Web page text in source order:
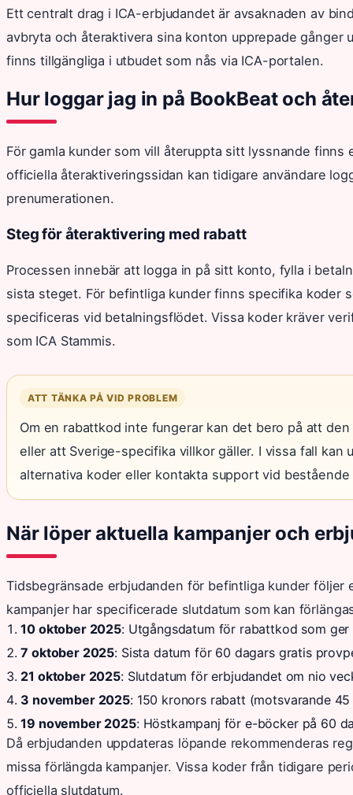
Ett centralt drag i ICA-erbjudandet är avsaknaden av
avbryta och återaktivera sina konton upprepade gånger
finns tillgängliga i utbudet som nås via ICA-portalen.
Hur loggar jag in på BookBeat och
För gamla kunder som vill återuppta sitt lyssnande
officiella återaktiveringssidan kan tidigare användare
prenumerationen.
Steg för återaktivering med rabatt
Processen innebär att logga in på sitt konto, fylla i
sista steget. För befintliga kunder finns specifika koder
specificeras vid betalningsflödet. Vissa koder kräver
som ICA Stammis.
ATT TÄNKA PÅ VID PROBLEM
Om en rabattkod inte fungerar kan det bero på att
eller att Sverige-specifika villkor gäller. I vissa fall
alternativa koder eller kontakta support vid bestående
När löper aktuella kampanjer och
Tidsbegränsade erbjudanden för befintliga kunder följer
kampanjer har specificerade slutdatum som kan
10 oktober 2025: Utgångsdatum för rabattkod som
7 oktober 2025: Sista datum för 60 dagars gratis
21 oktober 2025: Slutdatum för erbjudandet om nio
3 november 2025: 150 kronors rabatt (motsvarande
19 november 2025: Höstkampanj för e-böcker på 60
Då erbjudanden uppdateras löpande rekommenderas
missa förlängda kampanjer. Vissa koder från tidigare
officiella slutdatum.